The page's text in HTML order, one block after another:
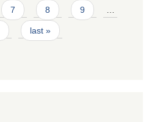
7 8 9 …
last »